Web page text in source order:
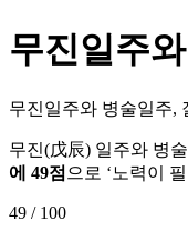
무진일주와
무진일주와 병술일주,
무진(戊辰) 일주와 병술
에 49점 으로 ‘노력이
49 / 100